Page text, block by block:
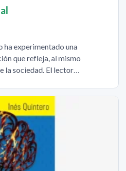
ha experimentado una
que refleja, al mismo
la sociedad. El lector…